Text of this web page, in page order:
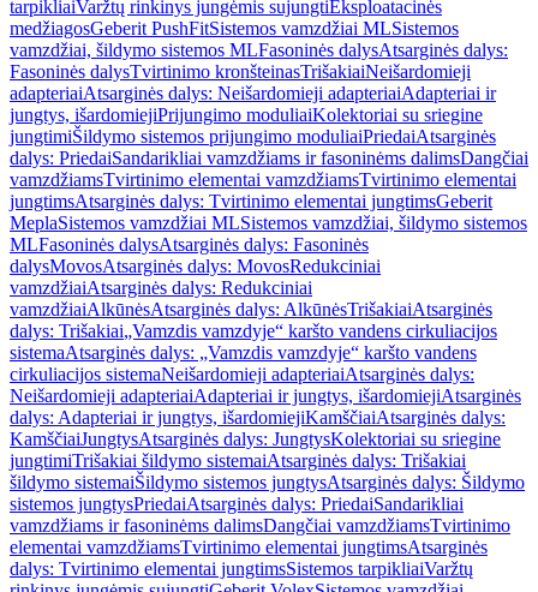
tarpikliaiVaržtų rinkinys jungėmis sujungtiEksploatacinės
medžiagosGeberit PushFitSistemos vamzdžiai MLSistemos
vamzdžiai, šildymo sistemos MLFasoninės dalysAtsarginės dalys:
Fasoninės dalysTvirtinimo kronšteinasTrišakiaiNeišardomieji
adapteriaiAtsarginės dalys: Neišardomieji adapteriaiAdapteriai ir
jungtys, išardomiejiPrijungimo moduliaiKolektoriai su sriegine
jungtimiŠildymo sistemos prijungimo moduliaiPriedaiAtsarginės
dalys: PriedaiSandarikliai vamzdžiams ir fasoninėms dalimsDangčiai
vamzdžiamsTvirtinimo elementai vamzdžiamsTvirtinimo elementai
jungtimsAtsarginės dalys: Tvirtinimo elementai jungtimsGeberit
MeplaSistemos vamzdžiai MLSistemos vamzdžiai, šildymo sistemos
MLFasoninės dalysAtsarginės dalys: Fasoninės
dalysMovosAtsarginės dalys: MovosRedukciniai
vamzdžiaiAtsarginės dalys: Redukciniai
vamzdžiaiAlkūnėsAtsarginės dalys: AlkūnėsTrišakiaiAtsarginės
dalys: Trišakiai„Vamzdis vamzdyje“ karšto vandens cirkuliacijos
sistemaAtsarginės dalys: „Vamzdis vamzdyje“ karšto vandens
cirkuliacijos sistemaNeišardomieji adapteriaiAtsarginės dalys:
Neišardomieji adapteriaiAdapteriai ir jungtys, išardomiejiAtsarginės
dalys: Adapteriai ir jungtys, išardomiejiKamščiaiAtsarginės dalys:
KamščiaiJungtysAtsarginės dalys: JungtysKolektoriai su sriegine
jungtimiTrišakiai šildymo sistemaiAtsarginės dalys: Trišakiai
šildymo sistemaiŠildymo sistemos jungtysAtsarginės dalys: Šildymo
sistemos jungtysPriedaiAtsarginės dalys: PriedaiSandarikliai
vamzdžiams ir fasoninėms dalimsDangčiai vamzdžiamsTvirtinimo
elementai vamzdžiamsTvirtinimo elementai jungtimsAtsarginės
dalys: Tvirtinimo elementai jungtimsSistemos tarpikliaiVaržtų